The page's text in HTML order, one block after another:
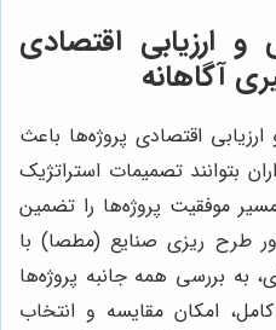
ارزیابی اقتصادی
آگاهانه
اقتصادی پروژه‌ها باعث
بتوانند تصمیمات استراتژیک
موفقیت پروژه‌ها را تضمین
طرح ریزی صنایع (مطصا) با
به بررسی همه جانبه پروژه‌ها
امکان مقایسه و انتخاب